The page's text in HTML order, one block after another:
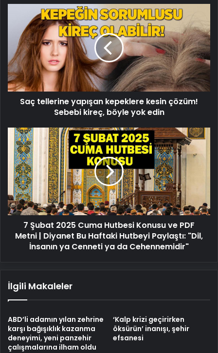
tellerine
yapışan
kepeklere
kesin
çözüm!
Sebebi
kireç,
böyle
Saç tellerine yapışan kepeklere kesin çözüm!
Sebebi kireç, böyle yok edin
Şubat
2025
Cuma
Hutbesi
Konusu
ve
PDF
Metni
Diyanet
"Dil,
Cenneti
ya
da
Cehennemidir"
7 Şubat 2025 Cuma Hutbesi Konusu ve PDF
Metni | Diyanet Bu Haftaki Hutbeyi Paylaştı: "Dil,
İnsanın ya Cenneti ya da Cehennemidir"
İlgili Makaleler
ABD’li adamın yılan zehrine
karşı bağışıklık kazanma
deneyimi, yeni panzehir
çalışmalarına ilham oldu
‘Kalp krizi geçirirken
öksürün’ inanışı, şehir
efsanesi